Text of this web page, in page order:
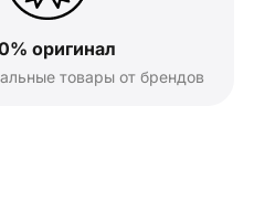
оригинал
товары от брендов